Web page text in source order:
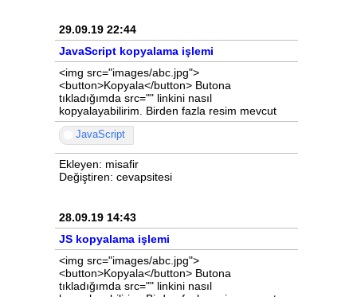
29.09.19 22:44
JavaScript kopyalama işlemi
<img src="images/abc.jpg">
<button>Kopyala</button> Butona
tıkladığımda src="" linkini nasıl
kopyalayabilirim. Birden fazla resim mevcut
JavaScript
Ekleyen: misafir
Değiştiren: cevapsitesi
28.09.19 14:43
JS kopyalama işlemi
<img src="images/abc.jpg">
<button>Kopyala</button> Butona
tıkladığımda src="" linkini nasıl